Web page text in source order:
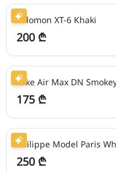
Salomon XT-6 Khaki
200 ₾
43₾/თვეში
175 ₾
62₾/თვეში
250 ₾